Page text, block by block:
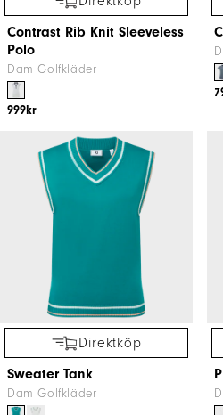
Contrast Rib Knit Sleeveless
Polo
Dam Golfkläder
999kr
Direktköp
Sweater Tank
Dam Golfkläder